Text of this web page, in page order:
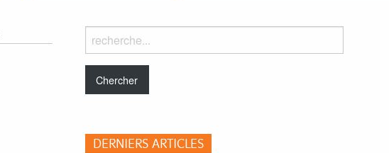
Rechercher
dans
le
blog:
DERNIERS ARTICLES